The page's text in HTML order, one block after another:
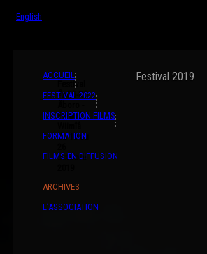
English
ACCUEIL
FESTIVAL 2022
INSCRIPTION FILMS
FORMATION
FILMS EN DIFFUSION
ARCHIVES
L’ASSOCIATION
Festival
Ânûû-Rû
Pwêêdi
du 18 au
octobre
Festival 2019